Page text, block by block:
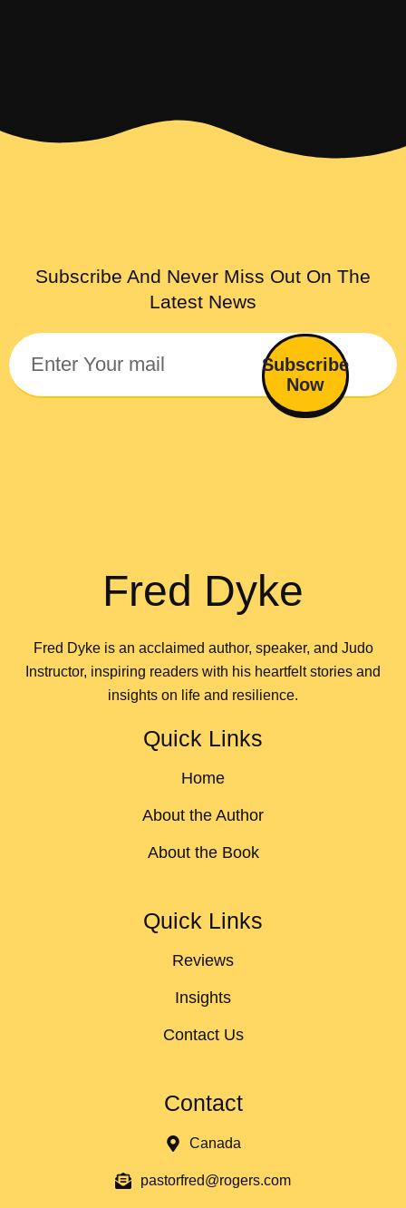
Subscribe And Never Miss Out On The
Latest News
Subscribe
Now
Fred Dyke
Fred Dyke is an acclaimed author, speaker, and Judo
Instructor, inspiring readers with his heartfelt stories and
insights on life and resilience.
Quick Links
Home
About the Author
About the Book
Quick Links
Reviews
Insights
Contact Us
Contact
Canada
pastorfred@rogers.com